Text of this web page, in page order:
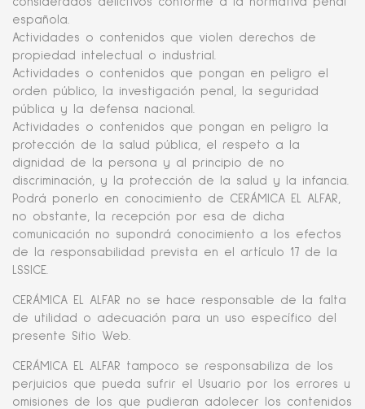
española.
Actividades o contenidos que violen derechos de
propiedad intelectual o industrial.
Actividades o contenidos que pongan en peligro el
orden público, la investigación penal, la seguridad
pública y la defensa nacional.
Actividades o contenidos que pongan en peligro la
protección de la salud pública, el respeto a la
dignidad de la persona y al principio de no
discriminación, y la protección de la salud y la infancia.
Podrá ponerlo en conocimiento de CERÁMICA EL ALFAR,
no obstante, la recepción por esa de dicha
comunicación no supondrá conocimiento a los efectos
de la responsabilidad prevista en el artículo 17 de la
LSSICE.
CERÁMICA EL ALFAR no se hace responsable de la falta
de utilidad o adecuación para un uso específico del
presente Sitio Web.
CERÁMICA EL ALFAR tampoco se responsabiliza de los
perjuicios que pueda sufrir el Usuario por los errores u
omisiones de los que pudieran adolecer los contenidos